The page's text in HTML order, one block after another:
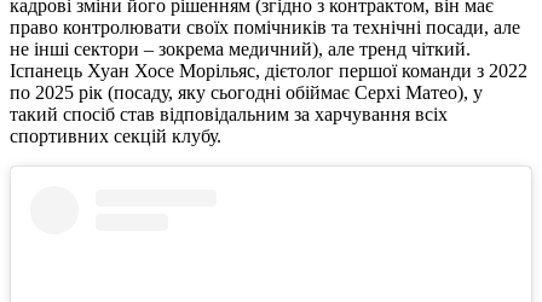
кадрові зміни його рішенням (згідно з контрактом, він має
право контролювати своїх помічників та технічні посади, але
не інші сектори – зокрема медичний), але тренд чіткий.
Іспанець Хуан Хосе Морільяс, дієтолог першої команди з 2022
по 2025 рік (посаду, яку сьогодні обіймає Серхі Матео), у
такий спосіб став відповідальним за харчування всіх
спортивних секцій клубу.